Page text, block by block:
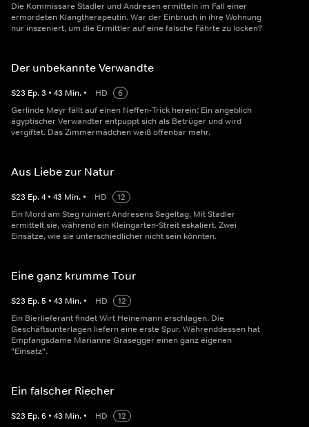
Die Kommissare Stadler und Andresen ermitteln im Fall einer
ermordeten Klangtherapeutin. War der Einbruch in ihre Wohnung
nur inszeniert, um die Ermittler auf eine falsche Fährte zu locken?
Der unbekannte Verwandte
S23 Ep.3 • 43 Min. • HD
6
Gerlinde Meyr fällt auf einen Neffen-Trick herein: Ein angeblich
ägyptischer Verwandter entpuppt sich als Betrüger und wird
vergiftet. Das Zimmermädchen weiß offenbar mehr.
Aus Liebe zur Natur
S23 Ep.4 • 43 Min. • HD
12
Ein Mord am Steg ruiniert Andresens Segeltag. Mit Stadler
ermittelt sie, während ein Kleingarten-Streit eskaliert. Zwei
Einsätze, wie sie unterschiedlicher nicht sein könnten.
Eine ganz krumme Tour
S23 Ep.5 • 43 Min. • HD
12
Ein Bierlieferant findet Wirt Heinemann erschlagen. Die
Geschäftsunterlagen liefern eine erste Spur. Währenddessen hat
Empfangsdame Marianne Grasegger einen ganz eigenen
"Einsatz".
Ein falscher Riecher
S23 Ep.6 • 43 Min. • HD
12